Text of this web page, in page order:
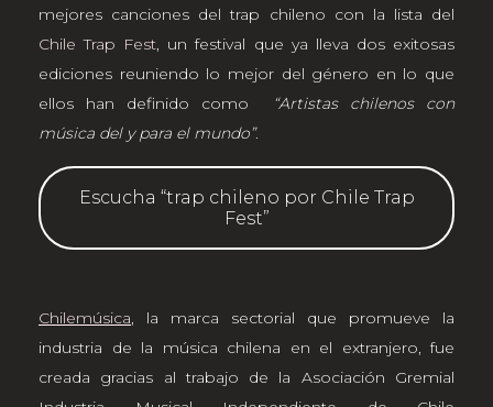
mejores canciones del trap chileno con la lista del
Chile Trap Fest, un festival que ya lleva dos exitosas
ediciones reuniendo lo mejor del género en lo que
ellos han definido como
“Artistas chilenos con
música del y para el mundo”.
Escucha “trap chileno por Chile Trap
Fest”
Chilemúsica, la marca sectorial que promueve la
industria de la música chilena en el extranjero, fue
creada gracias al trabajo de la Asociación Gremial